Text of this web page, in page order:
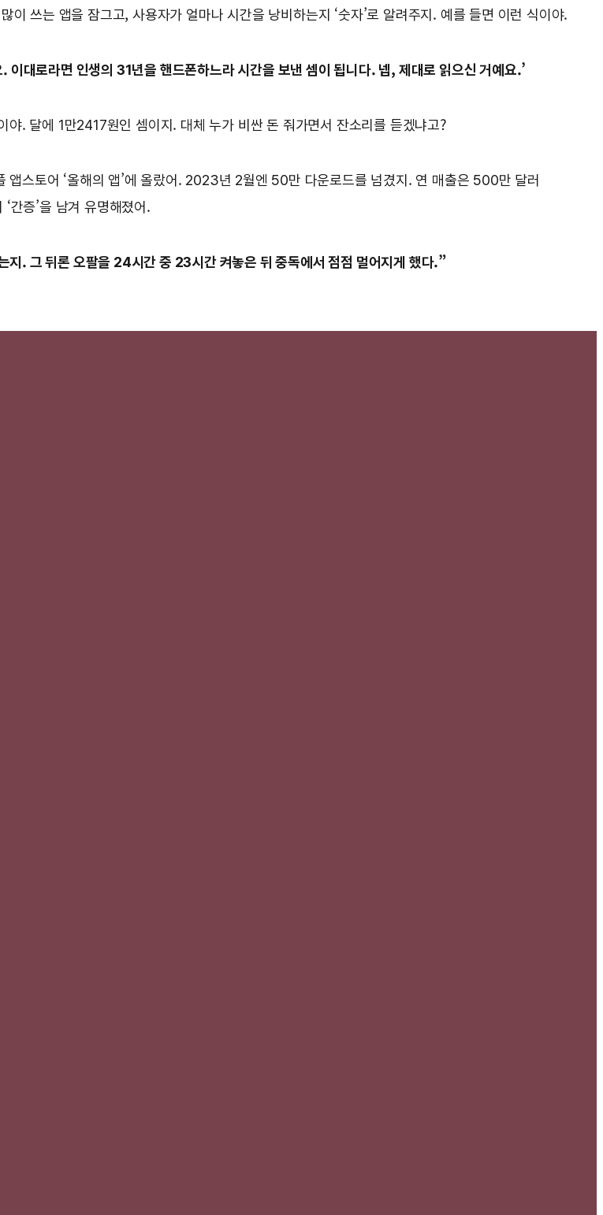
쓰는 앱을 잠그고, 사용자가 얼마나 시간을 낭비하는지 ‘숫자’로 알려주지. 예를 들면 이런 식이야.
대로라면 인생의 31년을 핸드폰하느라 시간을 보낸 셈이 됩니다. 넵, 제대로 읽으신 거예요.’
. 달에 1만2417원인 셈이지. 대체 누가 비싼 돈 줘가면서 잔소리를 듣겠냐고?
앱스토어 ‘올해의 앱’에 올랐어. 2023년 2월엔 50만 다운로드를 넘겼지. 연 매출은 500만 달러
간증’을 남겨 유명해졌어.
지. 그 뒤론 오팔을 24시간 중 23시간 켜놓은 뒤 중독에서 점점 멀어지게 했다.”